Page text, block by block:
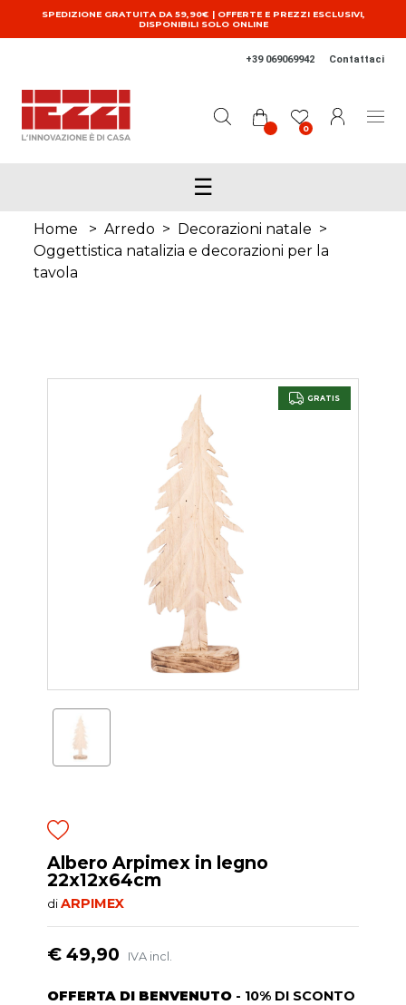
Salta al contenuto principale
SPEDIZIONE GRATUITA DA 59,90€ | OFFERTE E PREZZI ESCLUSIVI,
DISPONIBILI SOLO ONLINE
+39 069069942 Contattaci
0
☰
Home > Arredo > Decorazioni natale >
Oggettistica natalizia e decorazioni per la
tavola
GRATIS
Albero Arpimex in legno
22x12x64cm
diARPIMEX
€ 49,90 IVA incl.
OFFERTA DI BENVENUTO - 10% DI SCONTO